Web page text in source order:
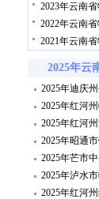
2023年云南
2022年云南
2021年云南
2025年云
2025年迪庆
2025年红河
2025年红河
2025年昭通
2025年芒市
2025年泸水
2025年红河